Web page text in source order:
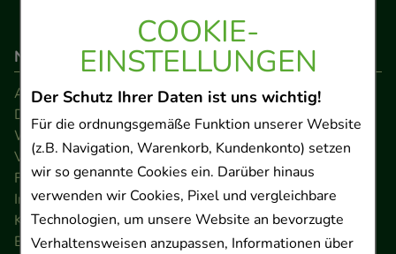
COOKIE-
EINSTELLUNGEN
Der Schutz Ihrer Daten ist uns wichtig!
Für die ordnungsgemäße Funktion unserer Website
(z.B. Navigation, Warenkorb, Kundenkonto) setzen
wir so genannte Cookies ein. Darüber hinaus
verwenden wir Cookies, Pixel und vergleichbare
Technologien, um unsere Website an bevorzugte
Verhaltensweisen anzupassen, Informationen über
Navigation
AGB
Datenschutz
Widerrufsrecht
Versandkosten
FAQ
Impressum
Kontakt
Barrierefreiheitserklärung